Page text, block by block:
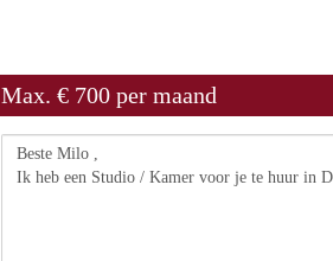
Max. € 700 per maand